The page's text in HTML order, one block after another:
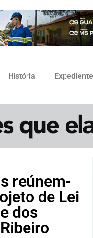
História Expediente
reúnem-
de Lei
dos